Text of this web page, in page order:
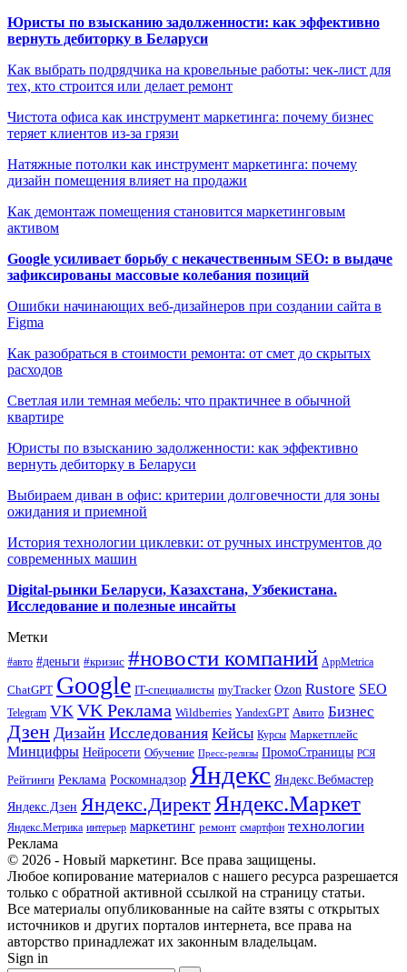
Юристы по взысканию задолженности: как эффективно
вернуть дебиторку в Беларуси
Как выбрать подрядчика на кровельные работы: чек-лист для
тех, кто строится или делает ремонт
Чистота офиса как инструмент маркетинга: почему бизнес
теряет клиентов из-за грязи
Натяжные потолки как инструмент маркетинга: почему
дизайн помещения влияет на продажи
Как демонтаж помещения становится маркетинговым
активом
Google усиливает борьбу с некачественным SEO: в выдаче
зафиксированы массовые колебания позиций
Ошибки начинающих веб-дизайнеров при создании сайта в
Figma
Как разобраться в стоимости ремонта: от смет до скрытых
расходов
Светлая или темная мебель: что практичнее в обычной
квартире
Юристы по взысканию задолженности: как эффективно
вернуть дебиторку в Беларуси
Выбираем диван в офис: критерии долговечности для зоны
ожидания и приемной
История технологии циклевки: от ручных инструментов до
современных машин
Digital-рынки Беларуси, Казахстана, Узбекистана.
Исследование и полезные инсайты
Метки
#авто #деньги #кризис #новости компаний AppMetrica
ChatGPT Google IT-специалисты myTracker Ozon Rustore SEO
Telegram VK VK Реклама Wildberries YandexGPT Авито Бизнес
Дзен Дизайн Исследования Кейсы Курсы Маркетплейс
Минцифры Нейросети Обучение Пресс-релизы ПромоСтраницы РСЯ
Рейтинги Реклама Роскомнадзор Яндекс Яндекс.Вебмастер
Яндекс.Дзен Яндекс.ДиректЯндекс.Маркет
Яндекс.Метрика интерьер маркетинг ремонт смартфон технологии
Реклама
© 2026 - Новый маркетинг. Все права защищены.
Любое копирование материалов с нашего ресурса разрешается
только с обратной активной ссылкой на страницу статьи.
Все материалы опубликованные на сайте взяты с открытых
источников и других порталов интернета, все права на
авторство принадлежат их законным владельцам.
Sign in